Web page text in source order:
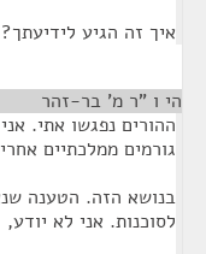
איך זה הגיע לידיעתך?
הי ו "ר מ' בר-זהר
ההורים נפגשו אתי.
גורמים ממלכתיים
בנושא הזה. הטענה
לסוכנות. אני לא יודע,